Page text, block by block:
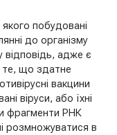
побудовані
до організму
відповідь, адже є
що здатне
вакцини
віруси, або їхні
фрагменти РНК
розмножуватися в